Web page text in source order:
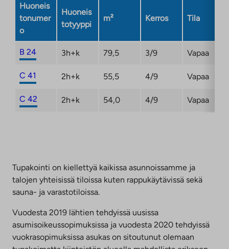
Huoneis
tonumer
o
Huoneis
totyyppi
m² Kerros Tila
B 24 3h+k 79,5 3/9 Vapaa
C 41 2h+k 55,5 4/9 Vapaa
C 42 2h+k 54,0 4/9 Vapaa
Tupakointi on kiellettyä kaikissa asunnoissamme ja
talojen yhteisissä tiloissa kuten rappukäytävissä sekä
sauna- ja varastotiloissa.
Vuodesta 2019 lähtien tehdyissä uusissa
asumisoikeussopimuksissa ja vuodesta 2020 tehdyissä
vuokrasopimuksissa asukas on sitoutunut olemaan